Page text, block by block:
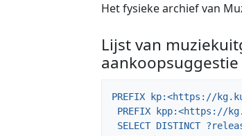
Het fysieke archief van
Lijst van
PREFIX kp:<https://